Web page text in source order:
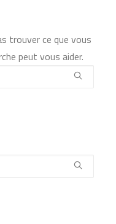
trouver ce que vous
peut vous aider.